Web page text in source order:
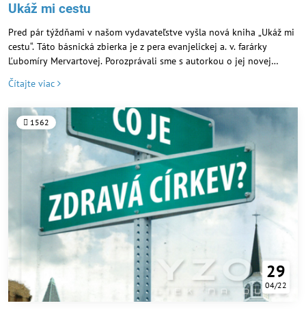
Ukáž mi cestu
Pred pár týždňami v našom vydavateľstve vyšla nová kniha „Ukáž mi
cestu“. Táto básnická zbierka je z pera evanjelickej a. v. farárky
Ľubomíry Mervartovej. Porozprávali sme s autorkou o jej novej
knihe, o jej inšpirácií a či ešte pre nás pripravuje niečo ďalšie.
Čítajte viac
1562
29
04/22